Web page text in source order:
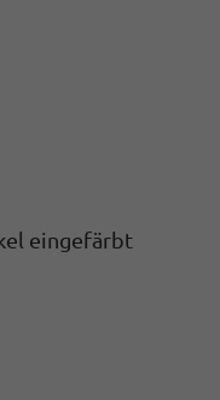
eingefärbt